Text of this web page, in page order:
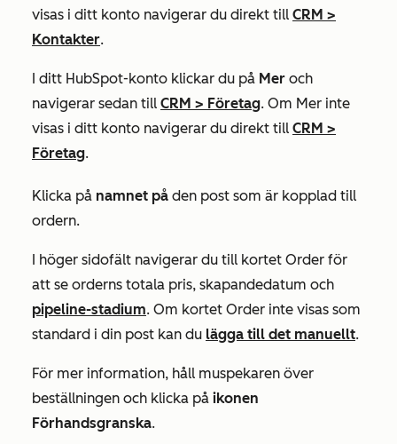
visas i ditt konto navigerar du direkt till CRM >
Kontakter.
I ditt HubSpot-konto klickar du på Mer och
navigerar sedan till CRM > Företag. Om Mer inte
visas i ditt konto navigerar du direkt till CRM >
Företag.
Klicka på namnet på den post som är kopplad till
ordern.
I höger sidofält navigerar du till kortet Order för
att se orderns totala pris, skapandedatum och
pipeline-stadium. Om kortet Order inte visas som
standard i din post kan du lägga till det manuellt.
För mer information, håll muspekaren över
beställningen och klicka på ikonen
Förhandsgranska.